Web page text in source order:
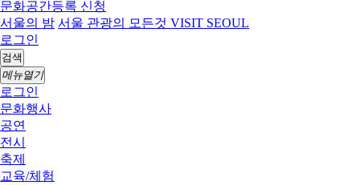
문화공간등록 신청
서울의 밤 서울 관광의 모든것 VISIT SEOUL
로그인
검색
메뉴열기
로그인
문화행사
공연
전시
축제
교육/체험